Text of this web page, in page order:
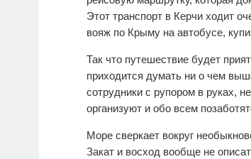
Этот транспорт в Керчи ходит
вояж по Крыму на автобусе,
Так что путешествие будет
приходится думать ни о чем
сотрудники с рупором в руках,
организуют и обо всем
Море сверкает вокруг
Закат и восход вообще не